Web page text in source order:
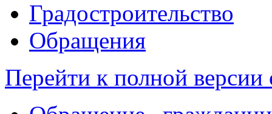
Градостроительство
Обращения
Перейти к полной версии